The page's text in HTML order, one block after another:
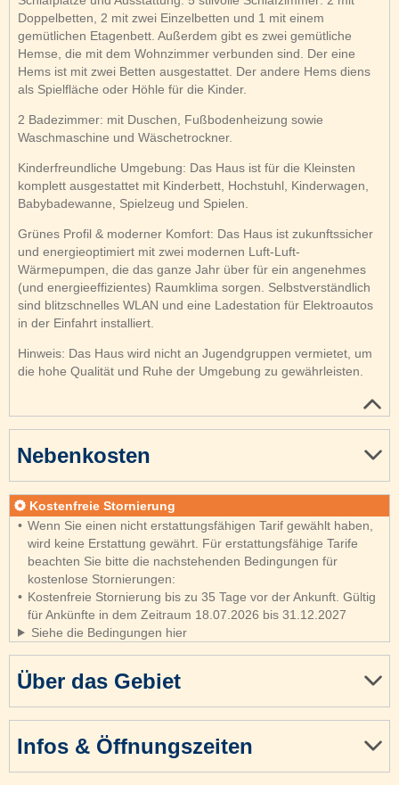
Doppelbetten, 2 mit zwei Einzelbetten und 1 mit einem
gemütlichen Etagenbett. Außerdem gibt es zwei gemütliche
Hemse, die mit dem Wohnzimmer verbunden sind. Der eine
Hems ist mit zwei Betten ausgestattet. Der andere Hems diens
als Spielfläche oder Höhle für die Kinder.
2 Badezimmer: mit Duschen, Fußbodenheizung sowie
Waschmaschine und Wäschetrockner.
Kinderfreundliche Umgebung: Das Haus ist für die Kleinsten
komplett ausgestattet mit Kinderbett, Hochstuhl, Kinderwagen,
Babybadewanne, Spielzeug und Spielen.
Grünes Profil & moderner Komfort: Das Haus ist zukunftssicher
und energieoptimiert mit zwei modernen Luft-Luft-
Wärmepumpen, die das ganze Jahr über für ein angenehmes
(und energieeffizientes) Raumklima sorgen. Selbstverständlich
sind blitzschnelles WLAN und eine Ladestation für Elektroautos
in der Einfahrt installiert.
Hinweis: Das Haus wird nicht an Jugendgruppen vermietet, um
die hohe Qualität und Ruhe der Umgebung zu gewährleisten.
Über das Gebiet
Infos & Öffnungszeiten
Nebenkosten
Kostenfreie Stornierung
Wenn Sie einen nicht erstattungsfähigen Tarif gewählt haben,
wird keine Erstattung gewährt. Für erstattungsfähige Tarife
beachten Sie bitte die nachstehenden Bedingungen für
kostenlose Stornierungen:
Kostenfreie Stornierung bis zu 35 Tage vor der Ankunft. Gültig
für Ankünfte in dem Zeitraum 18.07.2026 bis 31.12.2027
Siehe die Bedingungen hier